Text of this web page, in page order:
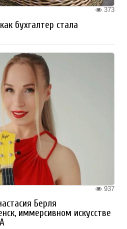
373
бухгалтер стала
937
Берля
иммерсивном искусстве